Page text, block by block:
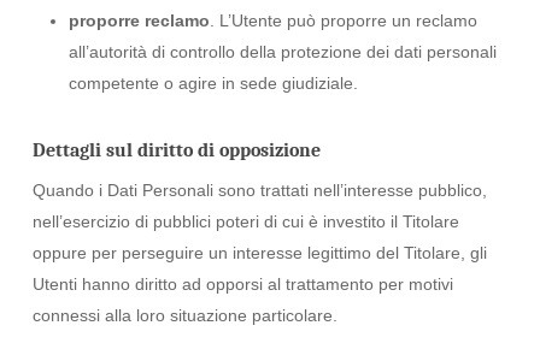
proporre reclamo . L’Utente può proporre un reclamo
all’autorità di controllo della protezione dei dati personali
competente o agire in sede giudiziale.
Dettagli sul diritto di opposizione
Quando i Dati Personali sono trattati nell’interesse pubblico,
nell’esercizio di pubblici poteri di cui è investito il Titolare
oppure per perseguire un interesse legittimo del Titolare, gli
Utenti hanno diritto ad opporsi al trattamento per motivi
connessi alla loro situazione particolare.